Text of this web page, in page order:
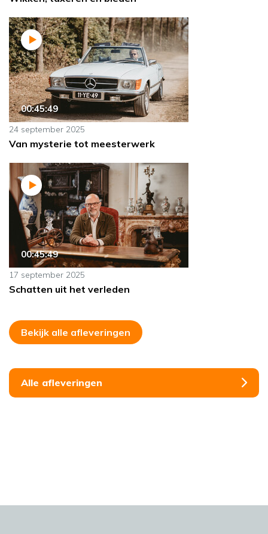
00:45:49
24 september 2025
Van mysterie tot meesterwerk
00:45:49
17 september 2025
Schatten uit het verleden
Bekijk alle afleveringen
Alle afleveringen